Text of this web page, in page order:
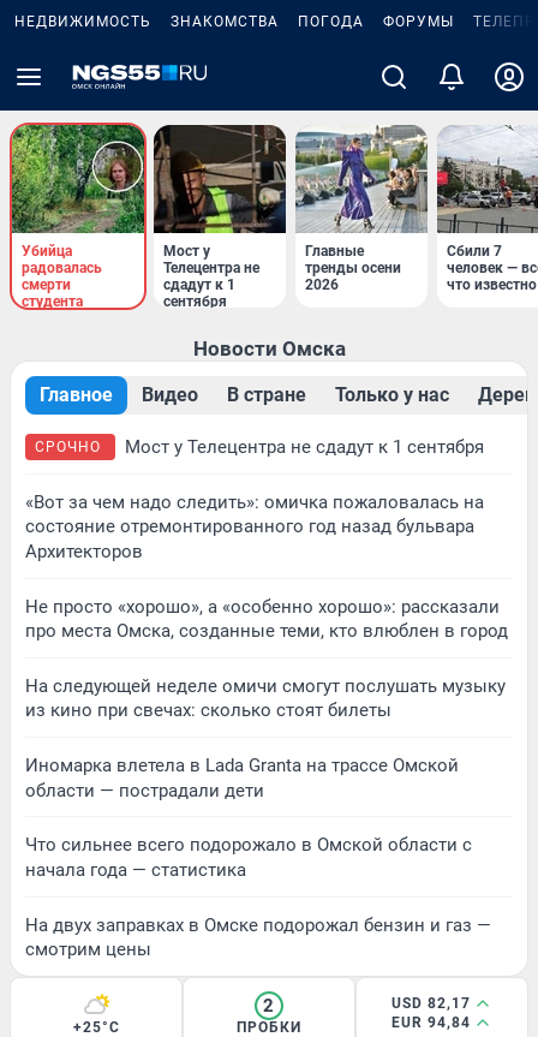
НЕДВИЖИМОСТЬ ЗНАКОМСТВА ПОГОДА ФОРУМЫ
Убийца
радовалась
смерти
студента
Мост у
Телецентра не
сдадут к 1
сентября
Главные
тренды осени
2026
Сбили 7
человек —
что известно
Новости Омска
Главное Видео В стране Только у нас
СРОЧНО Мост у Телецентра не сдадут к 1 сентября
«Вот за чем надо следить»: омичка пожаловалась на
состояние отремонтированного год назад бульвара
Архитекторов
Не просто «хорошо», а «особенно хорошо»: рассказали
про места Омска, созданные теми, кто влюблен в город
На следующей неделе омичи смогут послушать музыку
из кино при свечах: сколько стоят билеты
Иномарка влетела в Lada Granta на трассе Омской
области — пострадали дети
Что сильнее всего подорожало в Омской области с
начала года — статистика
На двух заправках в Омске подорожал бензин и газ —
смотрим цены
+25°C
2
ПРОБКИ
USD 82,17
EUR 94,84